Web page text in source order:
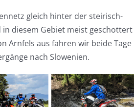
gleich hinter der steirisch-
diesem Gebiet meist geschottert
Arnfels aus fahren wir beide Tage
nach Slowenien.